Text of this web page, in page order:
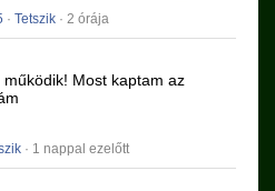
· Tetszik · 2 órája
Most kaptam az
· 1 nappal ezelőtt